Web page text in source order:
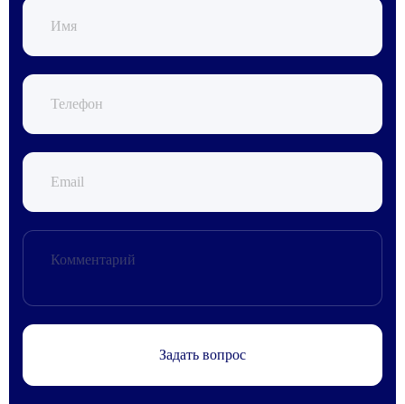
Задать вопрос